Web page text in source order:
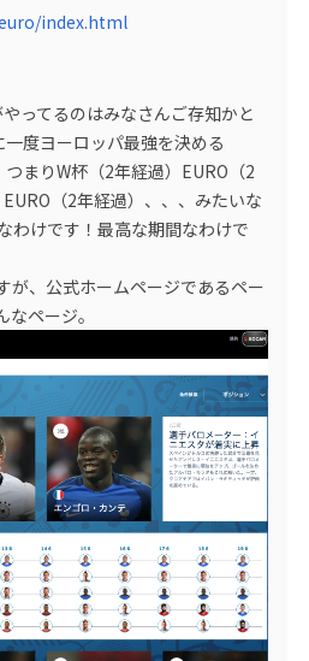
index.html
ってるのはみなさんご存知かと
度ヨーロッパ最強を決める
まりW杯（2年経過）EURO（2
（2年経過）、、、みたいな
わけです！最高な期間なわけで
が、公式ホームページであるペー
ページ。